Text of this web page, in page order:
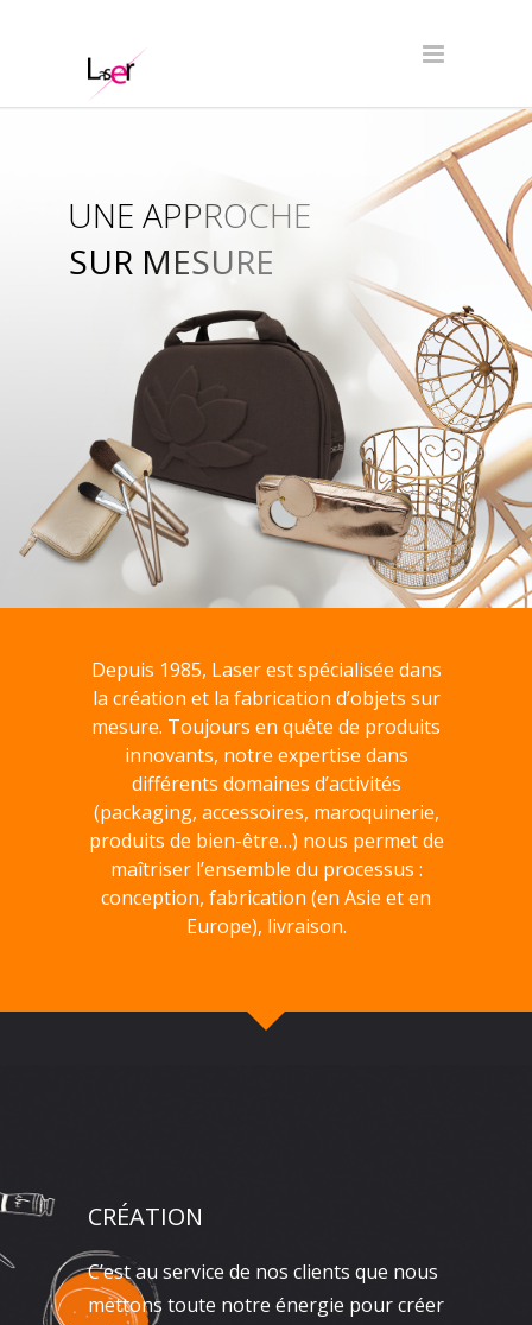
SUR MESURE
UNE APPROCHE
Depuis 1985, Laser est spécialisée dans
la création et la fabrication d’objets sur
mesure. Toujours en quête de produits
innovants, notre expertise dans
différents domaines d’activités
(packaging, accessoires, maroquinerie,
produits de bien-être…) nous permet de
maîtriser l’ensemble du processus :
conception, fabrication (en Asie et en
Europe), livraison.
CRÉATION
C’est au service de nos clients que nous
mettons toute notre énergie pour créer